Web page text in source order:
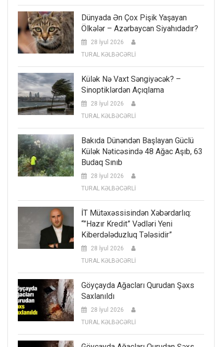
Dünyada Ən Çox Pişik Yaşayan
Ölkələr – Azərbaycan Siyahıdadır?
28 İyul 2026
TURAL KƏLBƏCƏRLİ
Külək Nə Vaxt Səngiyəcək? –
Sinoptiklərdən Açıqlama
28 İyul 2026
TURAL KƏLBƏCƏRLİ
Bakıda Dünəndən Başlayan Güclü
Külək Nəticəsində 48 Ağac Aşıb, 63
Budaq Sınıb
28 İyul 2026
TURAL KƏLBƏCƏRLİ
İT Mütəxəssisindən Xəbərdarlıq:
“”Hazır Kredit” Vədləri Yeni
Kiberdələduzluq Tələsidir”
28 İyul 2026
TURAL KƏLBƏCƏRLİ
Göyçayda Ağacları Qurudan Şəxs
Saxlanıldı
28 İyul 2026
TURAL KƏLBƏCƏRLİ